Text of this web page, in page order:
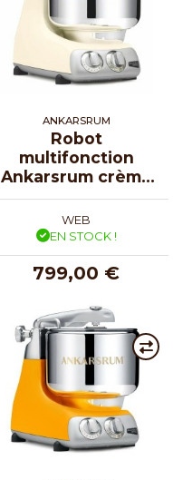
ANKARSRUM
Robot
multifonction
Ankarsrum crème
clair
WEB
EN STOCK !
799,00 €